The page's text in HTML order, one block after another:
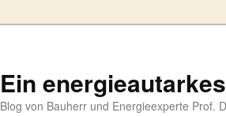
Ein
Blog von Bauherr und Energieexperte Prof.